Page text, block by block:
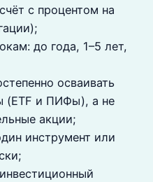
с процентом на
до года, 1–5 лет,
осваивать
(ETF и ПИФы), а не
акции;
инструмент или